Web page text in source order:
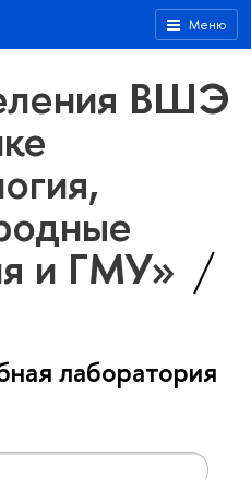
Меню
ВШЭ
и ГМУ»
лаборатория